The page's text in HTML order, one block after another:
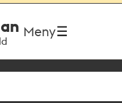
Meny